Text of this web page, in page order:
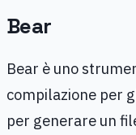
Bear
Bear è uno
compilazione per
per generare un